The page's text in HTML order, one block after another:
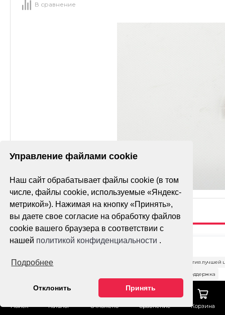
Управление файлами cookie
Наш сайт обрабатывает файлы cookie (в том
числе, файлы cookie, используемые «Яндекс-
метрикой»). Нажимая на кнопку «Принять»,
вы даете свое согласие на обработку файлов
cookie вашего браузера в соответствии с
нашей политикой конфиденциальности .
Подробнее
Отклонить Принять
Поиск Каталог Отложено Сравнение Корзина
В сравнение
ПРОКЛАДКА
ГЛУШИТЕЛЯ
Доставка
Оплата
Гарантия лучшей
Тех. поддержка
ЗАКАЗ